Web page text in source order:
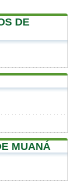
DE
MUANÁ